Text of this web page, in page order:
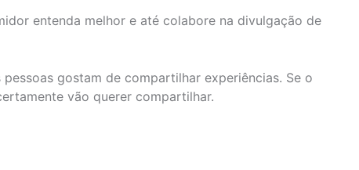
entenda melhor e até colabore na divulgação de
gostam de compartilhar experiências. Se o
vão querer compartilhar.